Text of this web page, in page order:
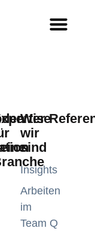
Wer
wir
sind
Insights
Arbeiten
im
Team Q